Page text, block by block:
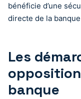
bénéficie d’une
directe de la
Les
banque